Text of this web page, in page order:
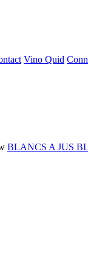
Vino Quid
BLANCS A JUS